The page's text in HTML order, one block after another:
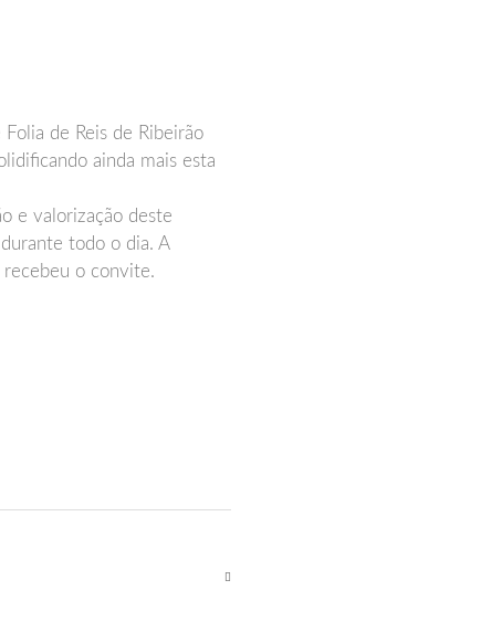
de Reis de Ribeirão
ainda mais esta
e valorização deste
todo o dia. A
o convite.